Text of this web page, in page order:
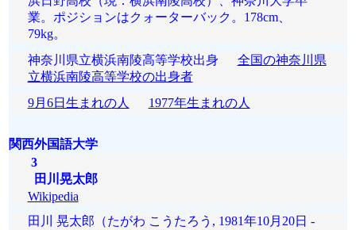
業。ポジションはクォーターバック。178cm、
79kg。
神奈川県立横浜南陵高等学校出身 全国の神奈川県
立横浜南陵高等学校の出身者
9月6日生まれの人
1977年生まれの人
関西外国語大学
3
田川晃太郎
Wikipedia
田川 晃太郎（たがわ こうたろう, 1981年10月20日 -